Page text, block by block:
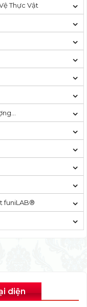
Thực Vật
funiLAB®
diện